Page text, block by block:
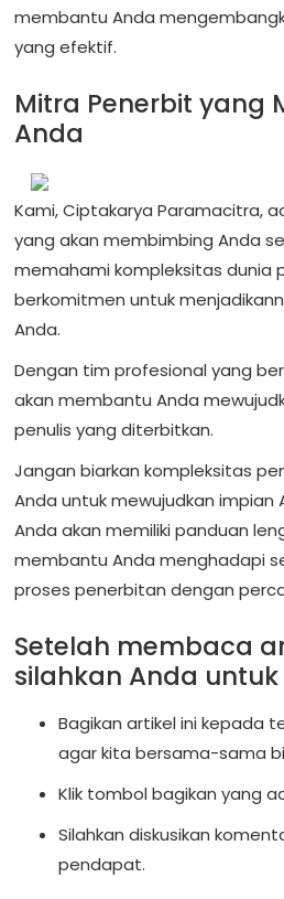
membantu Anda
yang efektif.
Mitra Penerbit yang
Anda
Kami, Ciptakarya Paramacitra,
yang akan membimbing Anda
memahami kompleksitas dunia
berkomitmen untuk
Anda.
Dengan tim profesional yang
akan membantu Anda
penulis yang diterbitkan.
Jangan biarkan kompleksitas
Anda untuk mewujudkan impian
Anda akan memiliki panduan
membantu Anda menghadapi
proses penerbitan dengan
Setelah membaca
silahkan Anda untuk
Bagikan artikel ini kepada
agar kita bersama-sama
Klik tombol bagikan yang
Silahkan diskusikan
pendapat.